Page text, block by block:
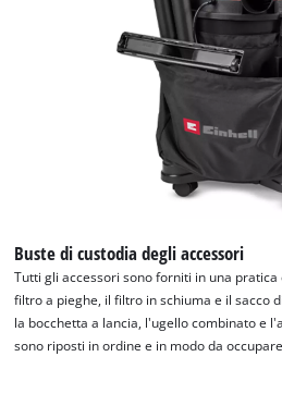
Abbiamo
per caricare il
This content is
to trackers that
visitor. The
Buste di custodia degli accessori
Tutti gli accessori sono forniti in una pratica
filtro a pieghe, il filtro in schiuma e il sacco
la bocchetta a lancia, l'ugello combinato e
sono riposti in ordine e in modo da